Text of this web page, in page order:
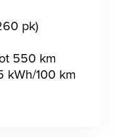
pk)
550 km
kWh/100 km